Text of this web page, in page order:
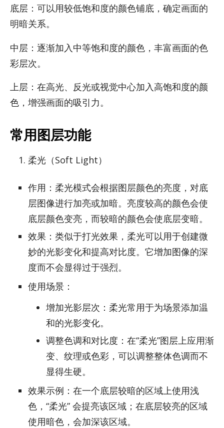
底层：可以用较低饱和度的颜色铺底，确定画面的
明暗关系。
中层：逐渐加入中等饱和度的颜色，丰富画面的色
彩层次。
上层：在高光、反光或视觉中心加入高饱和度的颜
色，增强画面的吸引力。
常用图层功能
柔光（Soft Light）
作用：柔光模式会根据图层颜色的亮度，对底
层图像进行加亮或加暗。亮度较高的颜色会使
底层颜色变亮，而较暗的颜色会使底层变暗。
效果：类似于打光效果，柔光可以用于创建微
妙的光影变化和提高对比度。它增加图像的深
度而不会显得过于强烈。
使用场景：
增加光影层次：柔光常用于为场景添加温
和的光影变化。
调整色调和对比度：在“柔光”图层上应用渐
变、纹理或色彩，可以调整整体色调而不
显得生硬。
效果示例：在一个底层较暗的区域上使用浅
色，“柔光” 会提亮该区域；在底层较亮的区域
使用暗色，会加深该区域。